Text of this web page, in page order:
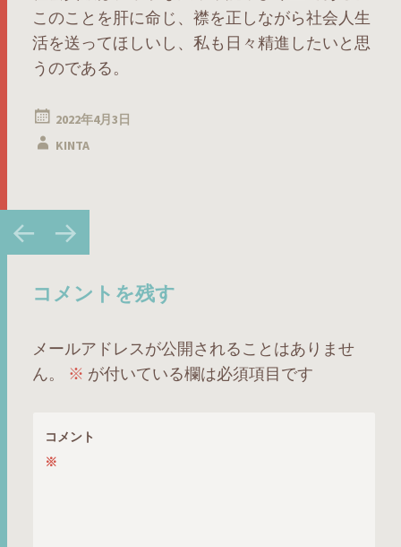
このことを肝に命じ、襟を正しながら社会人生
活を送ってほしいし、私も日々精進したいと思
うのである。
2022年4月3日
KINTA
投
稿
ビ
ー
シ
ョ
コメントを残す
メールアドレスが公開されることはありませ
ん。
※ が付いている欄は必須項目です
コメント
※